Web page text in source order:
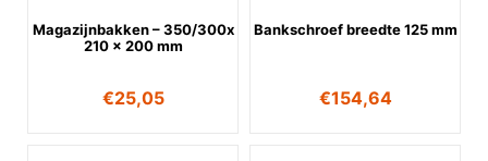
Magazijnbakken – 350/300x
210 x 200 mm
€25,05
Bankschroef breedte 125 mm
€154,64